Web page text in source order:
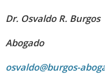
Dr. Osvaldo R. Burgos
Abogado
osvaldo@burgos-